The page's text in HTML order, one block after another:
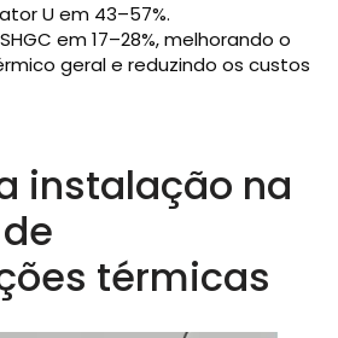
U em 43–57%.
em 17–28%, melhorando o
geral e reduzindo os custos
instalação na
térmicas